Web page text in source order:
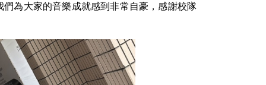
為大家的音樂成就感到非常自豪，感謝校隊